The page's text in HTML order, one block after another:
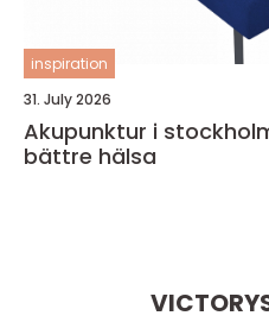
inspiration
31. July 2026
Akupunktur i stockholm en naturlig väg
bättre hälsa